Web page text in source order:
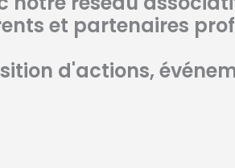
Ateliers du réemploi
collecte d'objets